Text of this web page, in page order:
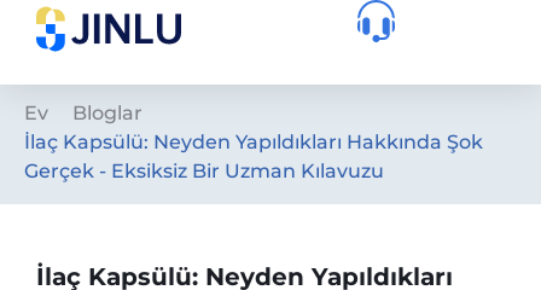
Ev
Bloglar
İlaç Kapsülü: Neyden Yapıldıkları Hakkında Şok
Gerçek - Eksiksiz Bir Uzman Kılavuzu
İlaç Kapsülü: Neyden Yapıldıkları